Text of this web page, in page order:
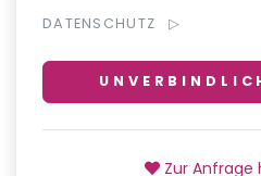
DATENSCHUTZ
Zur Anfrage